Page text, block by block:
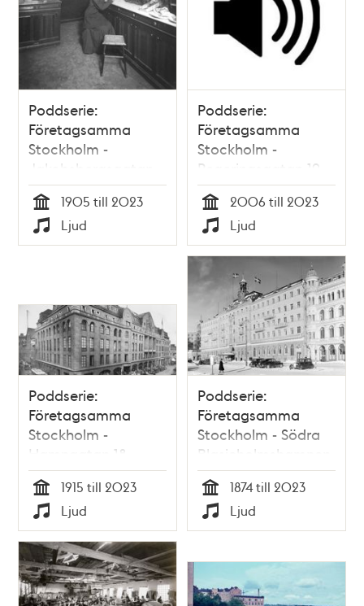
Poddserie:
Företagsamma
Stockholm -
Jakobsbergsgatan
6, Svenska Hem
Tid
1905 till 2023
Typ
Ljud
Poddserie:
Företagsamma
Stockholm -
Regeringsgatan 19,
Spotify
Tid
2006 till 2023
Typ
Ljud
Poddserie:
Företagsamma
Stockholm -
Hamngatan 18,
Nordiska Kompaniet
Tid
1915 till 2023
Typ
Ljud
Poddserie:
Företagsamma
Stockholm - Södra
Blasieholmshamnen
8, Grand Hôtel
Tid
1874 till 2023
Typ
Ljud